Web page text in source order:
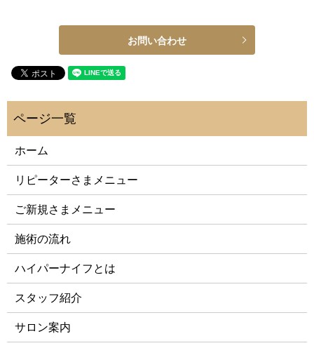
お問い合わせ
ホーム
リピーターさまメニュー
ご新規さまメニュー
施術の流れ
ハイパーナイフとは
スタッフ紹介
サロン案内